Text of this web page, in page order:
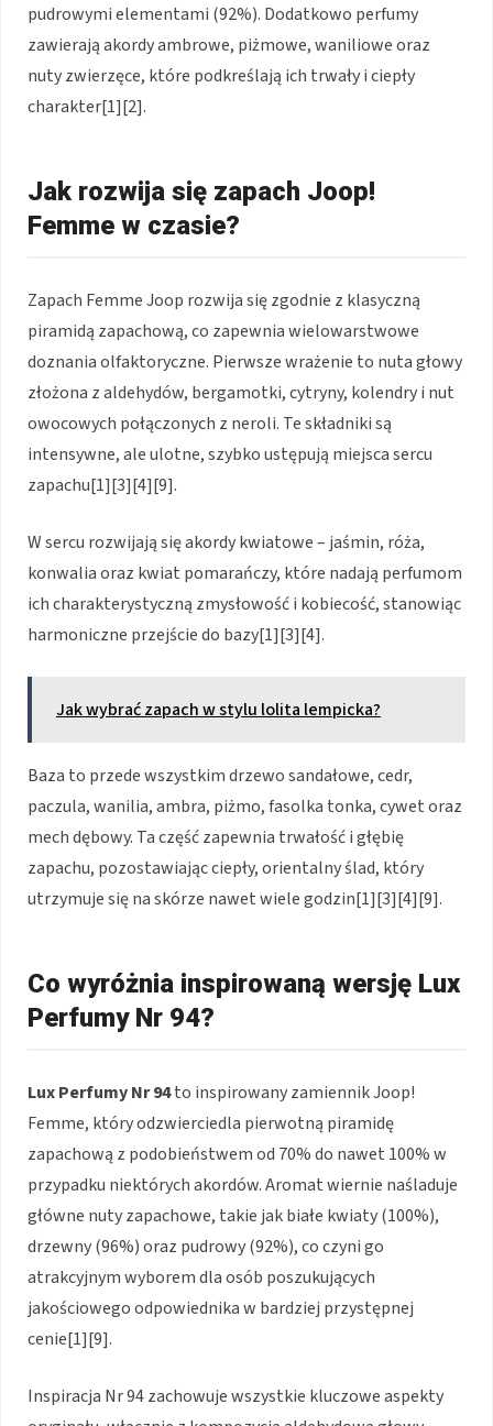
pudrowymi elementami (92%). Dodatkowo perfumy
zawierają akordy ambrowe, piżmowe, waniliowe oraz
nuty zwierzęce, które podkreślają ich trwały i ciepły
charakter[1][2].
Jak rozwija się zapach Joop!
Femme w czasie?
Zapach Femme Joop rozwija się zgodnie z klasyczną
piramidą zapachową, co zapewnia wielowarstwowe
doznania olfaktoryczne. Pierwsze wrażenie to nuta głowy
złożona z aldehydów, bergamotki, cytryny, kolendry i nut
owocowych połączonych z neroli. Te składniki są
intensywne, ale ulotne, szybko ustępują miejsca sercu
zapachu[1][3][4][9].
W sercu rozwijają się akordy kwiatowe – jaśmin, róża,
konwalia oraz kwiat pomarańczy, które nadają perfumom
ich charakterystyczną zmysłowość i kobiecość, stanowiąc
harmoniczne przejście do bazy[1][3][4].
Jak wybrać zapach w stylu lolita lempicka?
Baza to przede wszystkim drzewo sandałowe, cedr,
paczula, wanilia, ambra, piżmo, fasolka tonka, cywet oraz
mech dębowy. Ta część zapewnia trwałość i głębię
zapachu, pozostawiając ciepły, orientalny ślad, który
utrzymuje się na skórze nawet wiele godzin[1][3][4][9].
Co wyróżnia inspirowaną wersję Lux
Perfumy Nr 94?
Lux Perfumy Nr 94to inspirowany zamiennik Joop!
Femme, który odzwierciedla pierwotną piramidę
zapachową z podobieństwem od 70% do nawet 100% w
przypadku niektórych akordów. Aromat wiernie naśladuje
główne nuty zapachowe, takie jak białe kwiaty (100%),
drzewny (96%) oraz pudrowy (92%), co czyni go
atrakcyjnym wyborem dla osób poszukujących
jakościowego odpowiednika w bardziej przystępnej
cenie[1][9].
Inspiracja Nr 94 zachowuje wszystkie kluczowe aspekty